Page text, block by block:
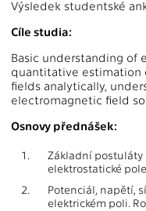
Výsledek studentské
Cíle studia:
Basic understanding of
quantitative estimation
fields analytically,
electromagnetic field
Osnovy přednášek:
1.
Základní postuláty
elektrostatické
2.
Potenciál, napětí,
elektrickém poli.